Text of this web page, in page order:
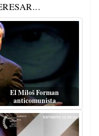
El Miloš Forman
anticomunista